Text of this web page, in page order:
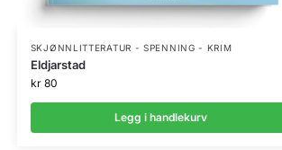
SKJØNNLITTERATUR - SPENNING - KRIM
Eldjarstad
kr80
Legg i handlekurv